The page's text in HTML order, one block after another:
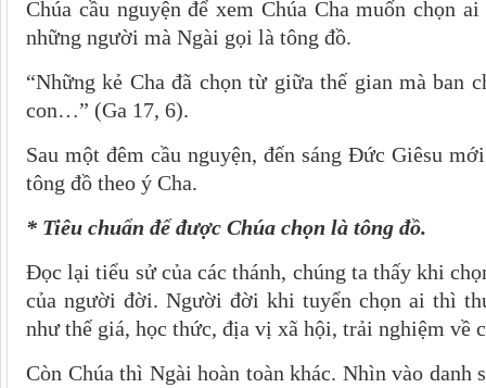
Chúa cầu nguyện để xem Chúa Cha muốn chọn
những người mà Ngài gọi là tông đồ.
“Những kẻ Cha đã chọn từ giữa thế gian mà ban
con…” (Ga 17, 6).
Sau một đêm cầu nguyện, đến sáng Đức Giêsu
tông đồ theo ý Cha.
* Tiêu chuẩn để được Chúa chọn là tông đồ.
Ðọc lại tiểu sử của các thánh, chúng ta thấy khi
của người đời. Người đời khi tuyển chọn ai thì
như thế giá, học thức, địa vị xã hội, trải nghiệm về
Còn Chúa thì Ngài hoàn toàn khác. Nhìn vào